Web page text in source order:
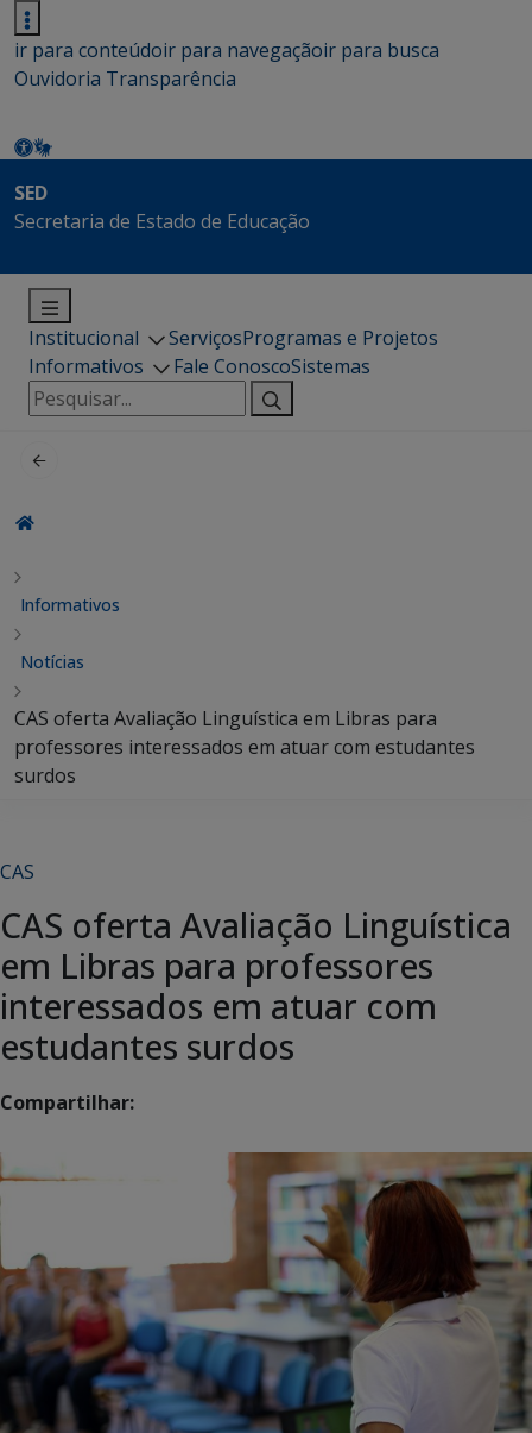
ir para conteúdoir para navegaçãoir para busca
Ouvidoria Transparência
SED
Secretaria de Estado de Educação
Institucional ServiçosProgramas e Projetos
Informativos
Fale ConoscoSistemas
Pesquisar
por:
Informativos
Notícias
CAS oferta Avaliação Linguística em Libras para
professores interessados em atuar com estudantes
surdos
CAS
CAS oferta Avaliação Linguística
em Libras para professores
interessados em atuar com
estudantes surdos
Compartilhar: